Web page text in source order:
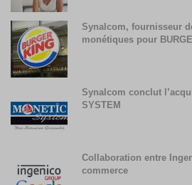
Synalcom, fournisseur
monétiques pour
Synalcom conclut
SYSTEM
Collaboration entre
commerce